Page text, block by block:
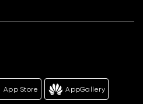
App Store AppGallery